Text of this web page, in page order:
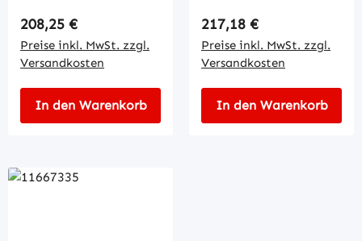
Regulärer Preis:
208,25 €
Preise inkl. MwSt. zzgl.
Versandkosten
In den Warenkorb
Regulärer Preis:
217,18 €
Preise inkl. MwSt. zzgl.
Versandkosten
In den Warenkorb